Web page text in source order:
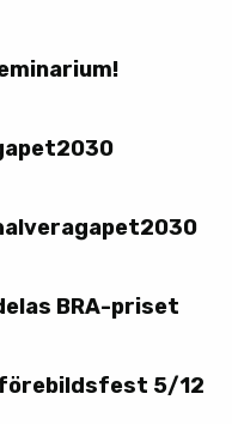
BRA-priset
5/12